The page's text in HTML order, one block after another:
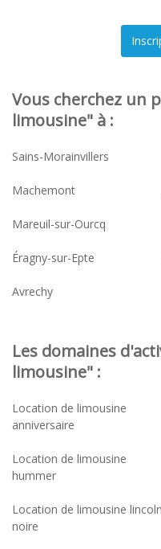
Vous cherchez un
limousine" à :
Sains-Morainvillers
Machemont
Mareuil-sur-Ourcq
Éragny-sur-Epte
Avrechy
Les domaines
limousine" :
Location de limousine
anniversaire
Location de limousine
hummer
Location de limousine lincoln
noire